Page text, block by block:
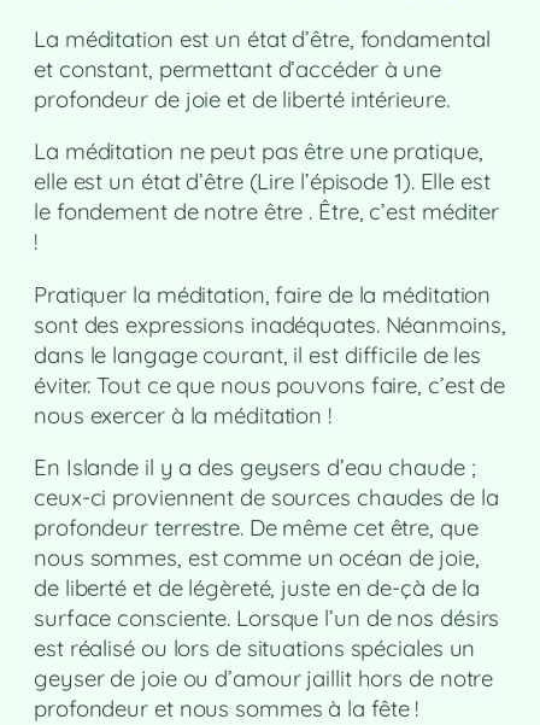
La méditation est un état d’être, fondamental
et constant, permettant d’accéder à une
profondeur de joie et de liberté intérieure.
La méditation ne peut pas être une pratique,
elle est un état d’être (Lire l’épisode 1). Elle est
le fondement de notre être . Être, c’est méditer
!
Pratiquer la méditation, faire de la méditation
sont des expressions inadéquates. Néanmoins,
dans le langage courant, il est difficile de les
éviter. Tout ce que nous pouvons faire, c’est de
nous exercer à la méditation !
En Islande il y a des geysers d’eau chaude ;
ceux-ci proviennent de sources chaudes de la
profondeur terrestre. De même cet être, que
nous sommes, est comme un océan de joie,
de liberté et de légèreté, juste en de-çà de la
surface consciente. Lorsque l’un de nos désirs
est réalisé ou lors de situations spéciales un
geyser de joie ou d’amour jaillit hors de notre
profondeur et nous sommes à la fête !